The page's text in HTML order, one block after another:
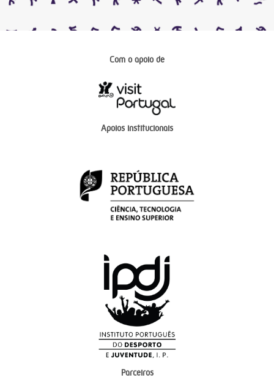
Com o apoio de
Apoios institucionais
Parceiros